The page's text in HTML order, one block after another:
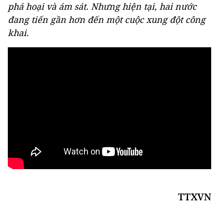
phá hoại và ám sát. Nhưng hiện tại, hai nước
đang tiến gần hơn đến một cuộc xung đột công
khai.
TTXVN